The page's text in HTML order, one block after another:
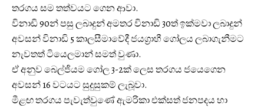
තරගය සම තත්වයට ගෙන ආවා.
විනාඩි 90න් පසු ලබාදුන් අමතර විනාඩි 30ත් ඉක්මවා ලබාදුන්
අවසන් විනාඩි 5 කාලසීමාවේදී ජයග්‍රාහී ගෝලය ලබාගැනීමට
නැවතත් ටියෙලමාන් සමත් වුණා.
ඒ අනුව බෙල්ජියම ගෝල 3-2ක් ලෙස තරගය ජයෙගෙන
අවසන් 16 වටයට සුදුසුකම් ලැබූවා.
මීළඟ තරගය පැවැත්වුණේ ඇමරිකා එක්සත් ජනපදය හා